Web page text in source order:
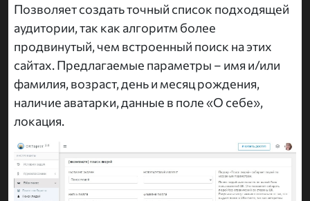
Позволяет создать точный список подходящей
аудитории, так как алгоритм более
продвинутый, чем встроенный поиск на этих
сайтах. Предлагаемые параметры – имя и/или
фамилия, возраст, день и месяц рождения,
наличие аватарки, данные в поле «О себе»,
локация.